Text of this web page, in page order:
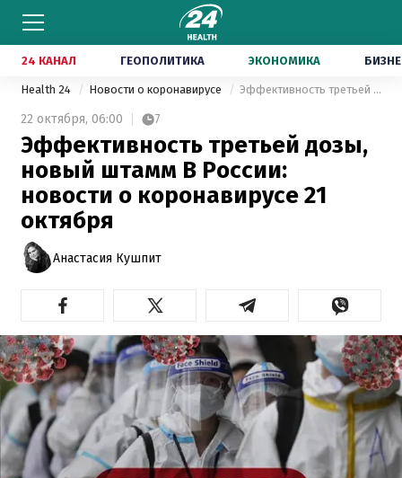
24 КАНАЛ ГЕОПОЛИТИКА ЭКОНОМИКА
Health 24 Новости о коронавирусе Эффективность третьей дозы, новый штамм В России: новости о коронавирусе 21 октября
22 октября, 06:00 7
Эффективность третьей дозы,
новый штамм В России:
новости о коронавирусе 21
октября
Анастасия Кушпит